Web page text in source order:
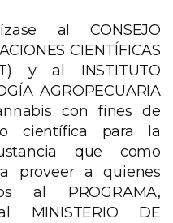
al CONSEJO
CIENTÍFICAS
y al INSTITUTO
AGROPECUARIA
con fines de
científica para la
que como
proveer a quienes
al PROGRAMA,
MINISTERIO DE